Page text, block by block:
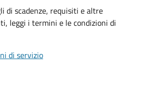
di scadenze, requisiti e altre
leggi i termini e le condizioni di
di servizio